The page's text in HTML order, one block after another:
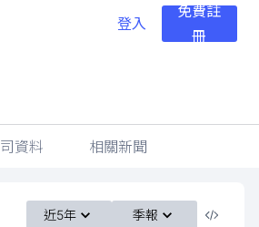
登入
免費註
冊
資料 相關新聞
近5年 季報